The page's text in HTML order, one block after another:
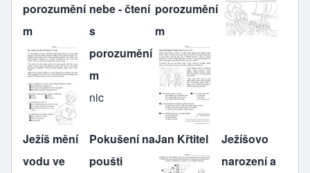
porozumění
m
nebe - čtení
s
porozumění
m
nic
porozumění
m
Ježíš mění
vodu ve
Pokušení na
poušti
Jan Křtitel
Ježíšovo
narození a